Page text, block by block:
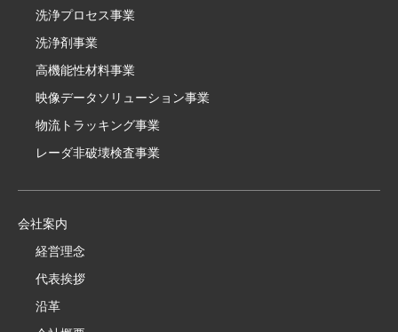
洗浄プロセス事業
洗浄剤事業
高機能性材料事業
映像データソリューション事業
物流トラッキング事業
レーダ非破壊検査事業
会社案内
経営理念
代表挨拶
沿革